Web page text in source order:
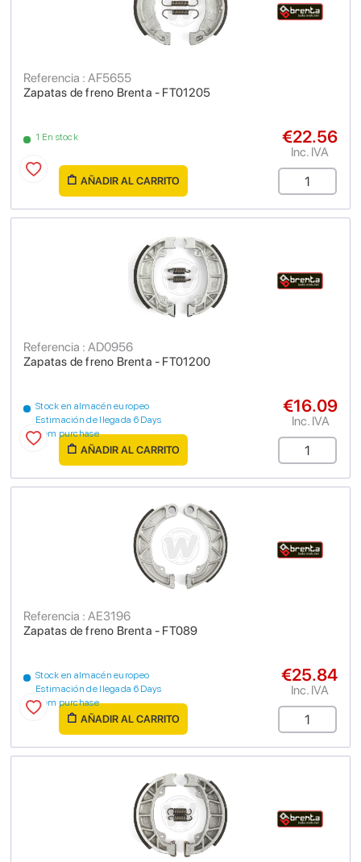
Zapatas de freno Brenta - FT01205
Referencia : AF5655
1 En stock €22.56
Inc. IVA
AÑADIR AL CARRITO
Zapatas de freno Brenta - FT01200
Referencia : AD0956
Stock en almacén europeo
Estimación de llegada 6 Days
from purchase
€16.09
Inc. IVA
AÑADIR AL CARRITO
Zapatas de freno Brenta - FT089
Referencia : AE3196
Stock en almacén europeo
Estimación de llegada 6 Days
from purchase
€25.84
Inc. IVA
AÑADIR AL CARRITO